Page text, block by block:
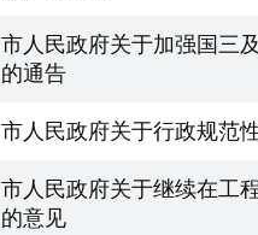
市人民政府关于加强国三
的通告
市人民政府关于行政规范
市人民政府关于继续在工
的意见